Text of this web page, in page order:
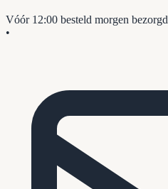
Vóór 12:00 besteld morgen bezorgd
•